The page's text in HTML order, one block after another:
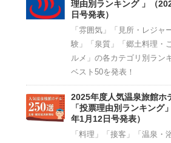
理由別ランキング 」（
日号発表）
「雰囲気」「見所・レジャ
験」「泉質」「郷土料理・
ルメ」の各カテゴリ別ラン
ベスト50を発表！
2025年度人気温泉旅館ホ
「投票理由別ランキング
年1月12日号発表）
「料理」「接客」「温泉・